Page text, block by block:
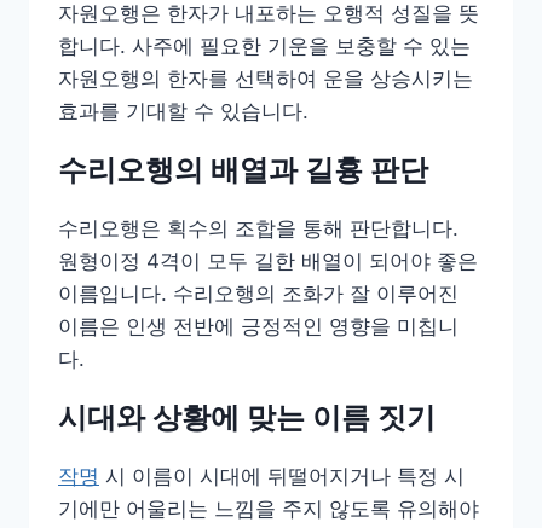
자원오행은 한자가 내포하는 오행적 성질을 뜻
합니다. 사주에 필요한 기운을 보충할 수 있는
자원오행의 한자를 선택하여 운을 상승시키는
효과를 기대할 수 있습니다.
수리오행의 배열과 길흉 판단
수리오행은 획수의 조합을 통해 판단합니다.
원형이정 4격이 모두 길한 배열이 되어야 좋은
이름입니다. 수리오행의 조화가 잘 이루어진
이름은 인생 전반에 긍정적인 영향을 미칩니
다.
시대와 상황에 맞는 이름 짓기
작명 시 이름이 시대에 뒤떨어지거나 특정 시
기에만 어울리는 느낌을 주지 않도록 유의해야